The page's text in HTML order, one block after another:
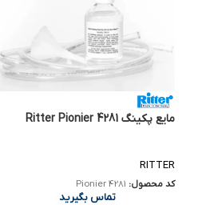
مایع پکینگ Ritter Pionier 4281
RITTER
کد محصول: Pionier 4281
تماس بگیرید